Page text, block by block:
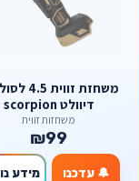
משחזת
דיוולט scorpion
משחזות זווית
₪99
🔔 עדכנו מידע